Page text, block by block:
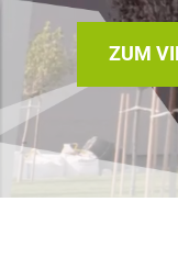
ZUM